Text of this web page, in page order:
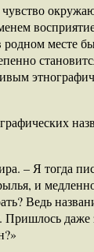
месте
– Я тогда
и
Ведь